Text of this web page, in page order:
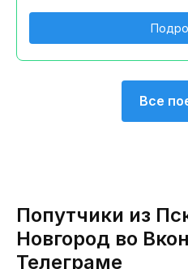
Все
Попутчики из
Новгород во
Телеграме